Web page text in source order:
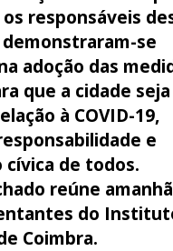
responsáveis
se
adoção das
que a cidade seja
à COVID-19,
e
cívica de todos.
reúne amanhã
do
Coimbra.